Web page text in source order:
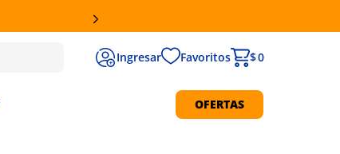
Favoritos $ 0
OFERTAS